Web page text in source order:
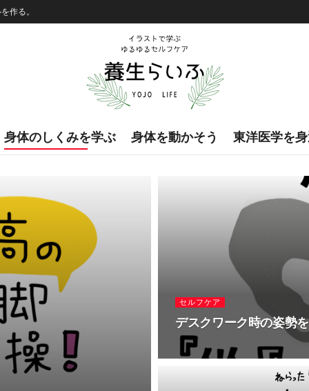
作る。
身体のしくみを学ぶ 身体を動かそう 東洋医学を
セルフケア
デスクワーク時の姿勢